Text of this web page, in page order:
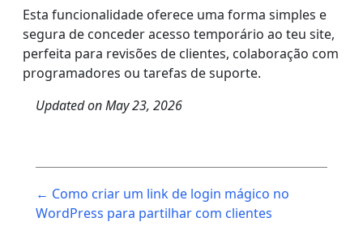
Esta funcionalidade oferece uma forma simples e
segura de conceder acesso temporário ao teu site,
perfeita para revisões de clientes, colaboração com
programadores ou tarefas de suporte.
Updated onMay 23, 2026
navigation
← Como criar um link de login mágico no
WordPress para partilhar com clientes